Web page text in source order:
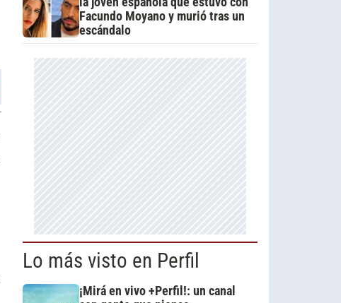
Facundo Moyano y murió tras un
escándalo
Lo más visto en Perfil
¡Mirá en vivo +Perfil!: un canal